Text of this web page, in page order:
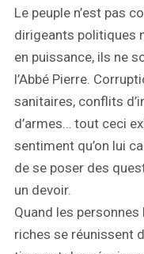
Le peuple n’est pas
dirigeants politiques
en puissance, ils ne
l’Abbé Pierre.
sanitaires, conflits
d’armes… tout ceci
sentiment qu’on lui
de se poser des
un devoir.
Quand les
riches se réunissent